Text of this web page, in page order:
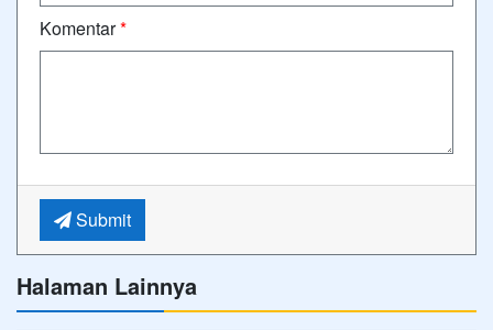
Komentar*
Submit
Halaman Lainnya